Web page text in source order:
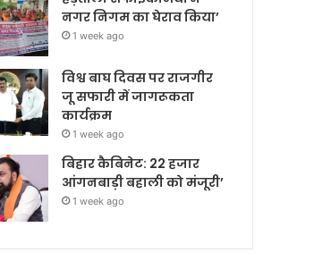
नगर निगम का घेराव किया’
1 week ago
विश्व बाघ दिवस पर राजगीर
जू सफारी में जागरूकता
कार्यक्रम
1 week ago
बिहार कैबिनेट: 22 हजार
आंगनबाड़ी बहाली को मंजूरी’
1 week ago